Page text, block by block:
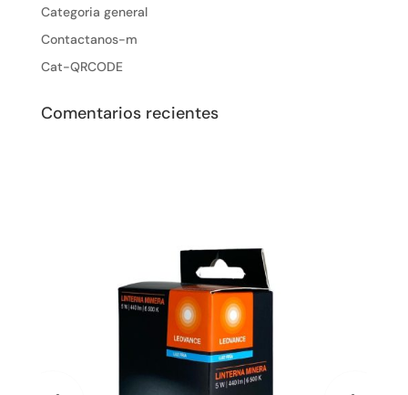
Categoria general
Contactanos-m
Cat-QRCODE
Comentarios recientes